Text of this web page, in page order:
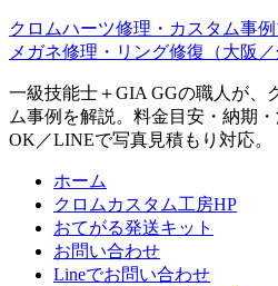
クロムハーツ修理・カスタム事
メガネ修理・リング修復（大阪／
一級技能士＋GIA GGの職人が、
ム事例を解説。料金目安・納期
OK／LINEで写真見積もり対応。
ホーム
クロムカスタム工房HP
おてがる発送キット
お問い合わせ
Lineでお問い合わせ